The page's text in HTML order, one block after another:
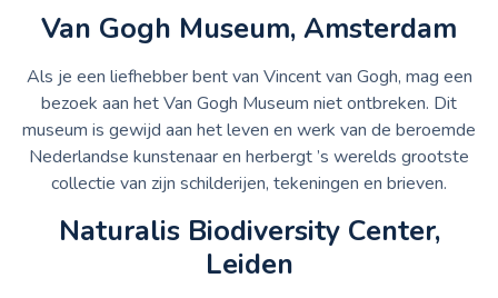
Van Gogh Museum, Amsterdam
Als je een liefhebber bent van Vincent van Gogh, mag een
bezoek aan het Van Gogh Museum niet ontbreken. Dit
museum is gewijd aan het leven en werk van de beroemde
Nederlandse kunstenaar en herbergt ’s werelds grootste
collectie van zijn schilderijen, tekeningen en brieven.
Naturalis Biodiversity Center,
Leiden